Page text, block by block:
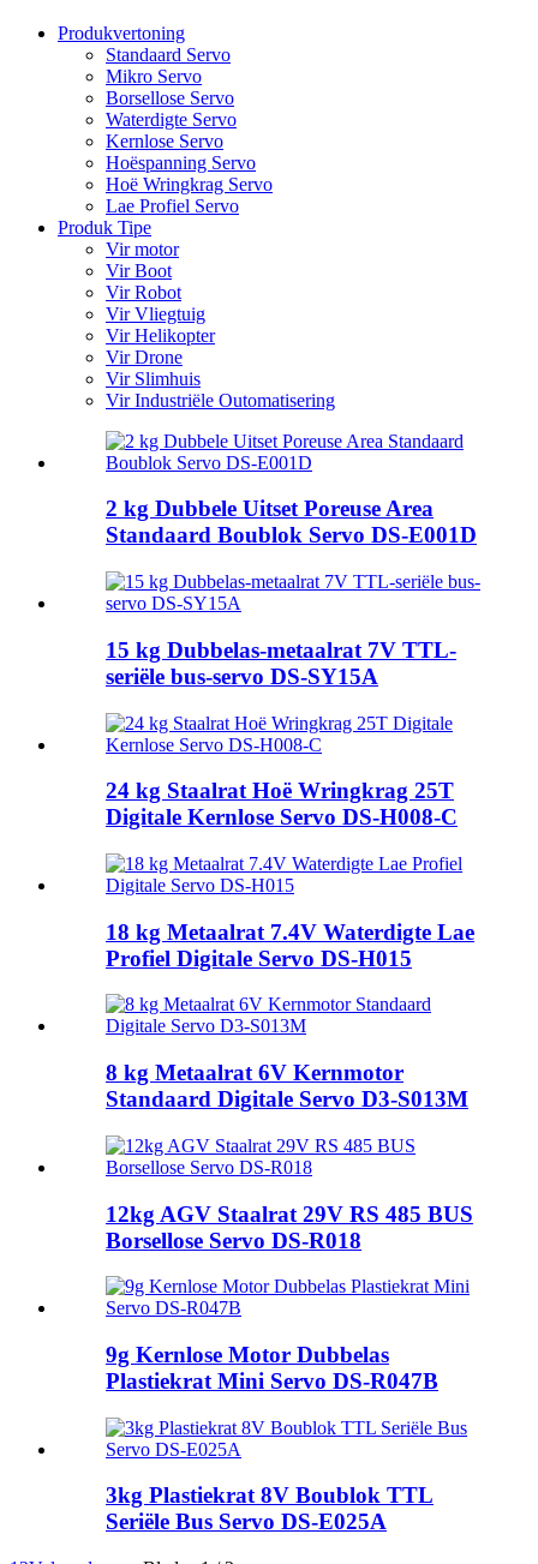
Produkvertoning
Standaard Servo
Mikro Servo
Borsellose Servo
Waterdigte Servo
Kernlose Servo
Hoëspanning Servo
Hoë Wringkrag Servo
Lae Profiel Servo
Produk Tipe
Vir motor
Vir Boot
Vir Robot
Vir Vliegtuig
Vir Helikopter
Vir Drone
Vir Slimhuis
Vir Industriële Outomatisering
2 kg Dubbele Uitset Poreuse Area
Standaard Boublok Servo DS-E001D
15 kg Dubbelas-metaalrat 7V TTL-
seriële bus-servo DS-SY15A
24 kg Staalrat Hoë Wringkrag 25T
Digitale Kernlose Servo DS-H008-C
18 kg Metaalrat 7.4V Waterdigte Lae
Profiel Digitale Servo DS-H015
8 kg Metaalrat 6V Kernmotor
Standaard Digitale Servo D3-S013M
12kg AGV Staalrat 29V RS 485 BUS
Borsellose Servo DS-R018
9g Kernlose Motor Dubbelas
Plastiekrat Mini Servo DS-R047B
3kg Plastiekrat 8V Boublok TTL
Seriële Bus Servo DS-E025A